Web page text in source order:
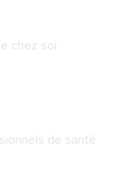
chez soi
de santé